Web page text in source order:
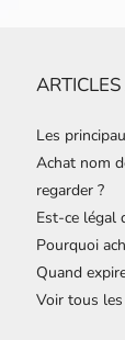
Les
Achat nom
regarder ?
Est-ce légal
Pourquoi
Quand
Voir tous